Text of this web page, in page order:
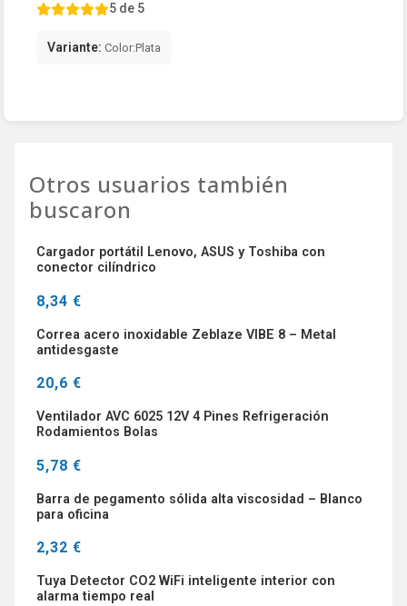
5 de 5
Variante: Color:Plata
Otros usuarios también
buscaron
Cargador portátil Lenovo, ASUS y Toshiba con
conector cilíndrico
8,34 €
Correa acero inoxidable Zeblaze VIBE 8 – Metal
antidesgaste
20,6 €
Ventilador AVC 6025 12V 4 Pines Refrigeración
Rodamientos Bolas
5,78 €
Barra de pegamento sólida alta viscosidad – Blanco
para oficina
2,32 €
Tuya Detector CO2 WiFi inteligente interior con
alarma tiempo real